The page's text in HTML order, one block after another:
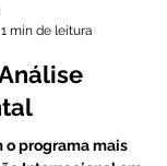
1 min de leitura